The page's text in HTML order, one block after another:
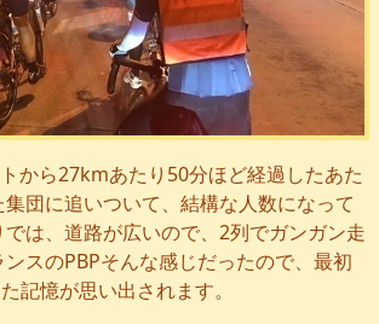
から27kmあたり50分ほど経過したあた
集団に追いついて、結構な人数になって
では、道路が広いので、2列でガンガン走
スのPBPそんな感じだったので、最初
記憶が思い出されます。